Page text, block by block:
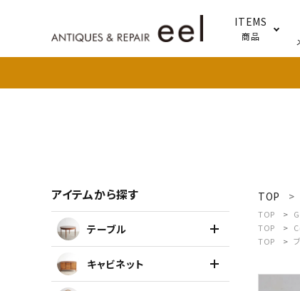
ITEMS
商品
アイテムを探す
TOP
TOP
TOP
TOP
アイテムから探す
テーブル
キャビネット